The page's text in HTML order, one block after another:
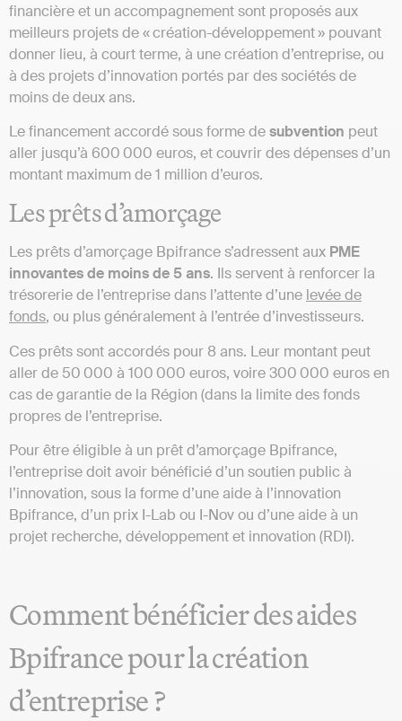
financière et un accompagnement sont proposés aux
meilleurs projets de « création-développement » pouvant
donner lieu, à court terme, à une création d’entreprise, ou
à des projets d’innovation portés par des sociétés de
moins de deux ans.
Le financement accordé sous forme desubvention peut
aller jusqu’à 600 000 euros, et couvrir des dépenses d’un
montant maximum de 1 million d’euros.
Les prêts d’amorçage
Les prêts d’amorçage Bpifrance s’adressent aux PME
innovantes de moins de 5 ans. Ils servent à renforcer la
trésorerie de l’entreprise dans l’attente d’une levée de
fonds, ou plus généralement à l’entrée d’investisseurs.
Ces prêts sont accordés pour 8 ans. Leur montant peut
aller de 50 000 à 100 000 euros, voire 300 000 euros en
cas de garantie de la Région (dans la limite des fonds
propres de l’entreprise.
Pour être éligible à un prêt d’amorçage Bpifrance,
l’entreprise doit avoir bénéficié d’un soutien public à
l’innovation, sous la forme d’une aide à l’innovation
Bpifrance, d’un prix I-Lab ou I-Nov ou d’une aide à un
projet recherche, développement et innovation (RDI).
Comment bénéficier des aides
Bpifrance pour la création
d’entreprise ?